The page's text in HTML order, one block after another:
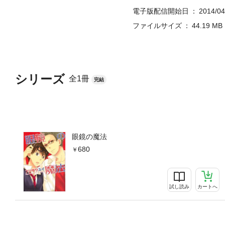
シリーズ 全1冊 完結
眼鏡の魔法
680
試し読み カートへ
電子版配信開始日
2014/
ファイルサイズ
44.19 MB